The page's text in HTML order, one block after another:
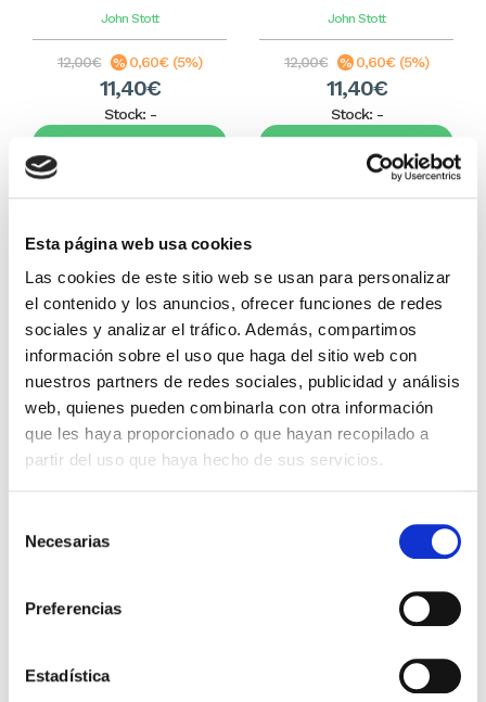
Esta página web usa cookies
Las cookies de este sitio web se usan para personalizar
el contenido y los anuncios, ofrecer funciones de redes
sociales y analizar el tráfico. Además, compartimos
información sobre el uso que haga del sitio web con
nuestros partners de redes sociales, publicidad y análisis
web, quienes pueden combinarla con otra información
que les haya proporcionado o que hayan recopilado a
partir del uso que haya hecho de sus servicios.
Necesarias
Preferencias
Estadística
John Stott
12,00€ 0,60€ (5%)
11,40€
Stock: -
Comprar
John Stott
12,00€ 0,60€ (5%)
11,40€
Stock: -
Comprar
Otros títulos del autor
cámara y acción!
Garrido
9,49€
Gente Común Perdidos y
0,80€ (5%)